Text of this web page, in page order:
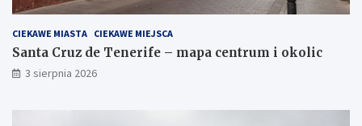
CIEKAWE MIASTA CIEKAWE MIEJSCA
Santa Cruz de Tenerife – mapa centrum i okolic
3 sierpnia 2026